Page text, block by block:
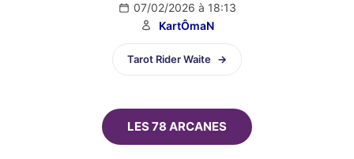
07/02/2026 à 18:13
KartÔmaN
Tarot Rider Waite
LES 78 ARCANES